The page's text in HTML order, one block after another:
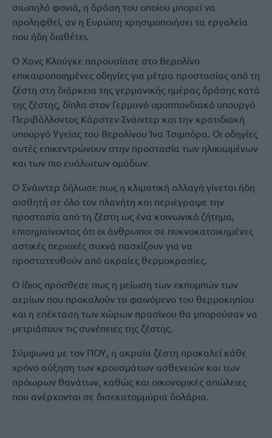
σιωπηλό φονιά, η δράση του οποίου μπορεί να
προληφθεί, αν η Ευρώπη χρησιμοποιήσει τα εργαλεία
που ήδη διαθέτει.
Ο Χανς Κλούγκε παρουσίασε στο Βερολίνο
επικαιροποιημένες οδηγίες για μέτρα προστασίας από τη
ζέστη στη διάρκεια της γερμανικής ημέρας δράσης κατά
της ζέστης, δίπλα στoν Γερμανό ομοσπονδιακό υπουργό
Περιβάλλοντος Κάρστεν Σνάιντερ και την κρατιδιακή
υπουργό Υγείας του Βερολίνου Ίνα Τσιμπόρα. Οι οδηγίες
αυτές επικεντρώνουν στην προστασία των ηλικιωμένων
και των πιο ευάλωτων ομάδων.
O Σνάιντερ δήλωσε πως η κλιματική αλλαγή γίνεται ήδη
αισθητή σε όλο τον πλανήτη και περιέγραψε την
προστασία από τη ζέστη ως ένα κοινωνικό ζήτημα,
επισημαίνοντας ότι οι άνθρωποι σε πυκνοκατοικημένες
αστικές περιοχές συχνά πασχίζουν για να
προστατευθούν από ακραίες θερμοκρασίες.
Ο ίδιος πρόσθεσε πως η μείωση των εκπομπών των
αερίων που προκαλούν το φαινόμενο του θερμοκηπίου
και η επέκταση των χώρων πρασίνου θα μπορούσαν να
μετριάσουν τις συνέπειες της ζέστης.
Σύμφωνα με τον ΠΟΥ, η ακραία ζέστη προκαλεί κάθε
χρόνο αύξηση των κρουσμάτων ασθενειών και των
πρόωρων θανάτων, καθώς και οικονομικές απώλειες
που ανέρχονται σε δισεκατομμύρια δολάρια.